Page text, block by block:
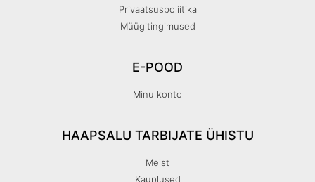
Privaatsuspoliitika
Müügitingimused
E-POOD
Minu konto
HAAPSALU TARBIJATE ÜHISTU
Meist
Kauplused